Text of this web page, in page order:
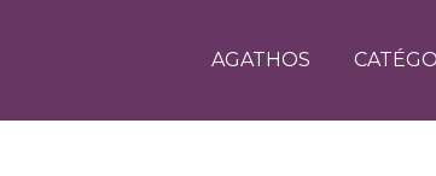
AGATHOS